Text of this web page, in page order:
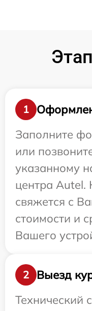
1
Заполните
или
указанному
центра Autel.
свяжется с
стоимости и
Вашего
2
Выезд
Технический